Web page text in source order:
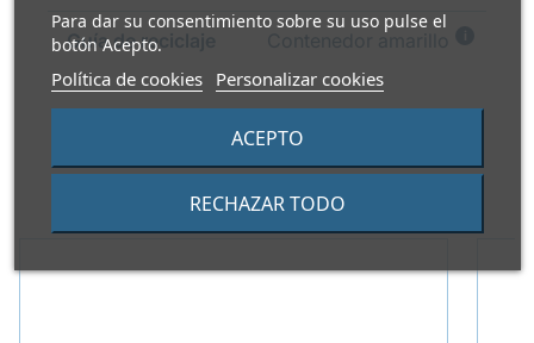
Para dar su consentimiento sobre su uso pulse el
botón Acepto.
Política de cookies Personalizar cookies
RECHAZAR TODO
ACEPTO
Guía de reciclaje
PRODUCTOS ALTERNATIVOS